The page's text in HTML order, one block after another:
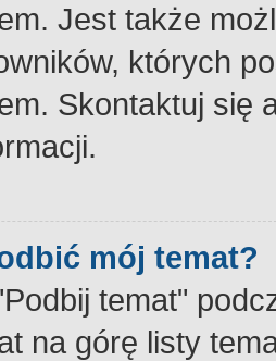
Jest także
których
Skontaktuj się
mój temat?
temat"
na górę listy